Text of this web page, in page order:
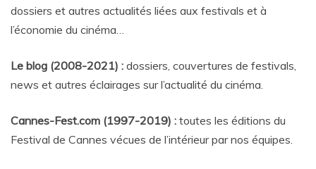
dossiers et autres actualités liées aux festivals et à
l’économie du cinéma…
Le blog (2008-2021) : dossiers, couvertures de festivals,
news et autres éclairages sur l’actualité du cinéma.
Cannes-Fest.com (1997-2019) : toutes les éditions du
Festival de Cannes vécues de l’intérieur par nos équipes.